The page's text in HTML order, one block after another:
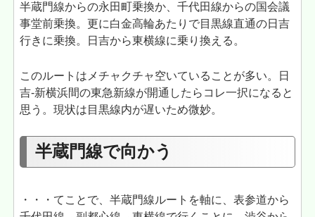
半蔵門線からの永田町乗換か、千代田線からの国会議
事堂前乗換。更に白金高輪あたりで目黒線直通の日吉
行きに乗換。日吉から東横線に乗り換える。
このルートはメチャクチャ空いていることが多い。日
吉-新横浜間の東急新線が開通したらコレ一択になると
思う。現状は目黒線内が遅いため微妙。
半蔵門線で向かう
・・・てことで、半蔵門線ルートを軸に、表参道から